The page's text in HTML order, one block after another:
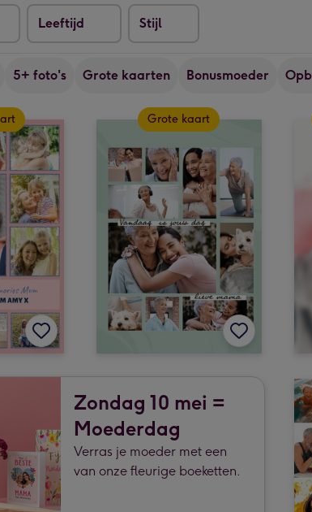
Leeftijd Stijl
5+ foto's Grote kaarten Bonusmoeder
Grote kaart
Zondag 10 mei =
Moederdag
Verras je moeder met een
van onze fleurige boeketten.